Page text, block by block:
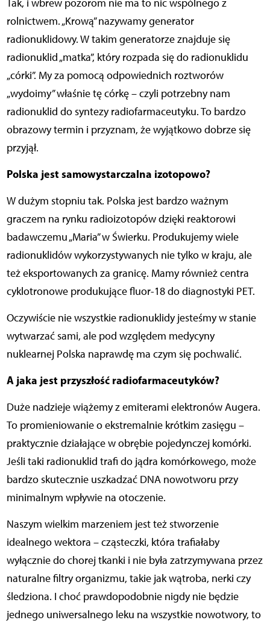
Tak, i wbrew pozorom nie ma to nic wspólnego z
rolnictwem. „Krową” nazywamy generator
radionuklidowy. W takim generatorze znajduje się
radionuklid „matka”, który rozpada się do radionuklidu
„córki”. My za pomocą odpowiednich roztworów
„wydoimy” właśnie tę córkę – czyli potrzebny nam
radionuklid do syntezy radiofarmaceutyku. To bardzo
obrazowy termin i przyznam, że wyjątkowo dobrze się
przyjął.
Polska jest samowystarczalna izotopowo?
W dużym stopniu tak. Polska jest bardzo ważnym
graczem na rynku radioizotopów dzięki reaktorowi
badawczemu „Maria” w Świerku. Produkujemy wiele
radionuklidów wykorzystywanych nie tylko w kraju, ale
też eksportowanych za granicę. Mamy również centra
cyklotronowe produkujące fluor-18 do diagnostyki PET.
Oczywiście nie wszystkie radionuklidy jesteśmy w stanie
wytwarzać sami, ale pod względem medycyny
nuklearnej Polska naprawdę ma czym się pochwalić.
A jaka jest przyszłość radiofarmaceutyków?
Duże nadzieje wiążemy z emiterami elektronów Augera.
To promieniowanie o ekstremalnie krótkim zasięgu –
praktycznie działające w obrębie pojedynczej komórki.
Jeśli taki radionuklid trafi do jądra komórkowego, może
bardzo skutecznie uszkadzać DNA nowotworu przy
minimalnym wpływie na otoczenie.
Naszym wielkim marzeniem jest też stworzenie
idealnego wektora – cząsteczki, która trafiałaby
wyłącznie do chorej tkanki i nie była zatrzymywana przez
naturalne filtry organizmu, takie jak wątroba, nerki czy
śledziona. I choć prawdopodobnie nigdy nie będzie
jednego uniwersalnego leku na wszystkie nowotwory, to